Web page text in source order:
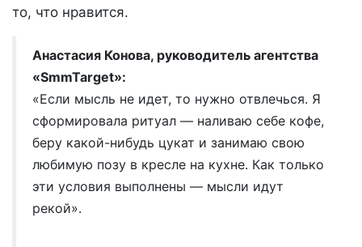
то, что нравится.
Анастасия Конова, руководитель агентства
«SmmTarget»:
«Если мысль не идет, то нужно отвлечься. Я
сформировала ритуал — наливаю себе кофе,
беру какой-нибудь цукат и занимаю свою
любимую позу в кресле на кухне. Как только
эти условия выполнены — мысли идут
рекой».